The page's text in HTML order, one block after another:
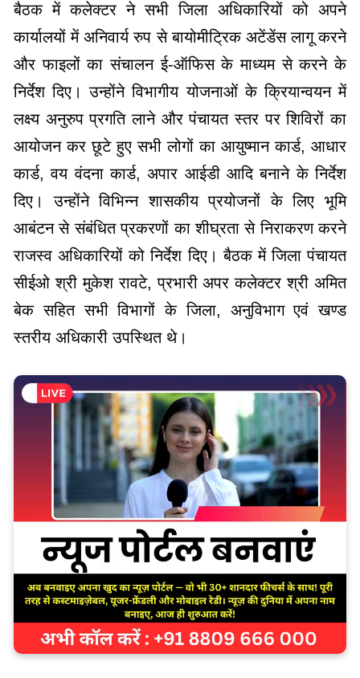
बैठक में कलेक्टर ने सभी जिला अधिकारियों को अपने
कार्यालयों में अनिवार्य रुप से बायोमीट्रिक अटेंडेंस लागू करने
और फाइलों का संचालन ई-ऑफिस के माध्यम से करने के
निर्देश दिए। उन्होंने विभागीय योजनाओं के क्रियान्वयन में
लक्ष्य अनुरुप प्रगति लाने और पंचायत स्तर पर शिविरों का
आयोजन कर छूटे हुए सभी लोगों का आयुष्मान कार्ड, आधार
कार्ड, वय वंदना कार्ड, अपार आईडी आदि बनाने के निर्देश
दिए। उन्होंने विभिन्न शासकीय प्रयोजनों के लिए भूमि
आबंटन से संबंधित प्रकरणों का शीघ्रता से निराकरण करने
राजस्व अधिकारियों को निर्देश दिए। बैठक में जिला पंचायत
सीईओ श्री मुकेश रावटे, प्रभारी अपर कलेक्टर श्री अमित
बेक सहित सभी विभागों के जिला, अनुविभाग एवं खण्ड
स्तरीय अधिकारी उपस्थित थे।